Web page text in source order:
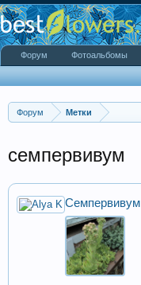
Форум Метки
семпервивум
Семпервивум
Форум Фотоальбомы